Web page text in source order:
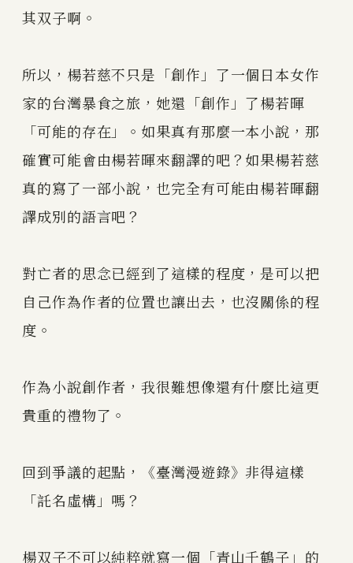
其双子啊。
所以，楊若慈不只是「創作」了一個日本女作
家的台灣暴食之旅，她還「創作」了楊若暉
「可能的存在」。如果真有那麼一本小說，那
確實可能會由楊若暉來翻譯的吧？如果楊若慈
真的寫了一部小說，也完全有可能由楊若暉翻
譯成別的語言吧？
對亡者的思念已經到了這樣的程度，是可以把
自己作為作者的位置也讓出去，也沒關係的程
度。
作為小說創作者，我很難想像還有什麼比這更
貴重的禮物了。
回到爭議的起點，《臺灣漫遊錄》非得這樣
「託名虛構」嗎？
楊双子不可以純粹就寫一個「青山千鶴子」的